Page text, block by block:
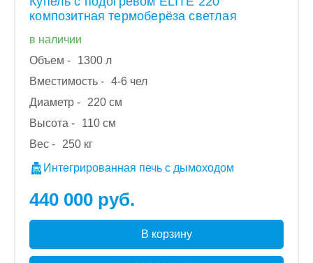
композитная термоберёза светлая
в наличии
Объем -
1300 л
Вместимость - 4-6 чел
Диаметр -
220 см
Высота -
110 см
Вес -
250 кг
Интегрированная печь с дымоходом
440 000 руб.
В корзину